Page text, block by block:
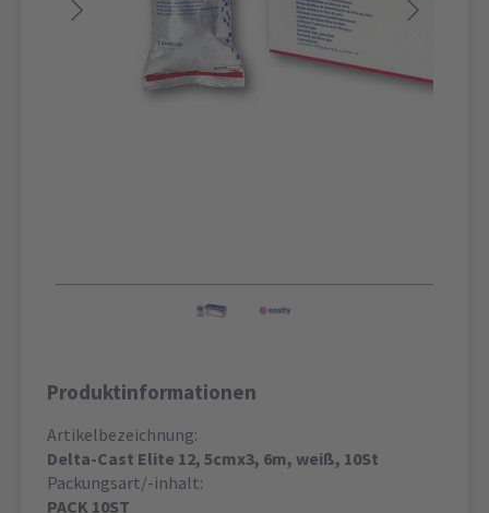
Produktinformationen
Artikelbezeichnung:
Delta-Cast Elite 12, 5cmx3, 6m, weiß, 10St
Packungsart/-inhalt:
PACK 10ST